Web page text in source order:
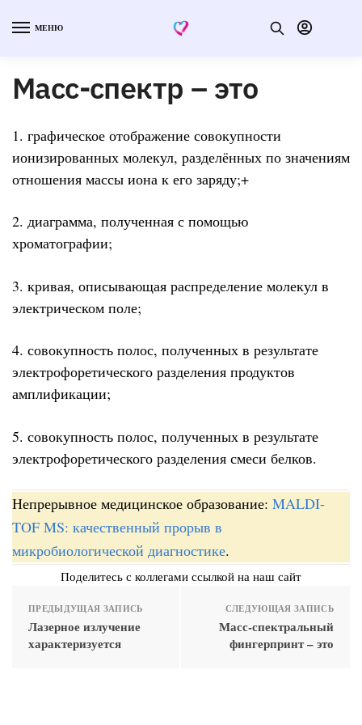
МЕНЮ
Масс-спектр – это
1. графическое отображение совокупности
ионизированных молекул, разделённых по значениям
отношения массы иона к его заряду;+
2. диаграмма, полученная с помощью
хроматографии;
3. кривая, описывающая распределение молекул в
электрическом поле;
4. совокупность полос, полученных в результате
электрофоретического разделения продуктов
амплификации;
5. совокупность полос, полученных в результате
электрофоретического разделения смеси белков.
Непрерывное медицинское образование: MALDI-
TOF MS: качественный прорыв в
микробиологической диагностике.
Поделитесь с коллегами ссылкой на наш сайт
ПРЕДЫДУЩАЯ ЗАПИСЬ
Лазерное излучение
характеризуется
СЛЕДУЮЩАЯ ЗАПИСЬ
Масс-спектральный
фингерпринт – это